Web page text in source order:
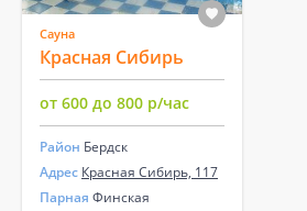
Сауна
Красная Сибирь
от 600 до 800 р/час
Район Бердск
Адрес Красная Сибирь, 117
Парная Финская